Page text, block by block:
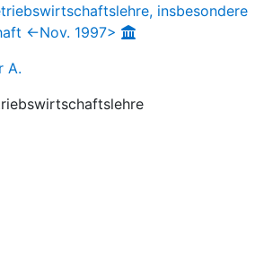
insbesondere
<-Nov. 1997>
A.